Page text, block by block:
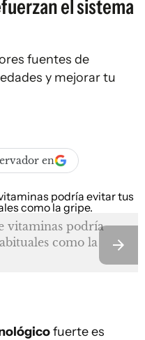
el sistema
fuentes de
y mejorar tu
en
vitaminas podría
como la
fuerte es